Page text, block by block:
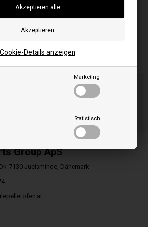
Marketing
Statistisch
Cookie-Details anzeigen
Group ApS
7130 Juelsminde, Dänemark